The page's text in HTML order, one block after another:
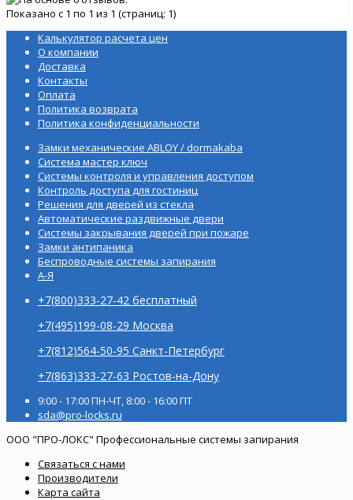
Показано с 1 по 1 из 1 (страниц: 1)
Калькулятор расчета цен
О компании
Доставка
Контакты
Оплата
Политика возврата
Политика конфиденциальности
Замки механические ABLOY / dormakaba
Система мастер ключ
Системы контроля и управления доступом
Контроль доступа для гостиниц
Решения для дверей из стекла
Автоматические раздвижные двери
Системы закрывания дверей при пожаре
Замки антипаника
Беспроводные системы запирания
А-Я
+7(800)333-27-42 бесплатный
+7(495)199-08-29 Москва
+7(812)564-50-95 Санкт-Петербург
+7(863)333-27-63 Ростов-на-Дону
9:00 - 17:00 ПН-ЧТ, 8:00 - 16:00 ПТ
sda@pro-locks.ru
ООО "ПРО-ЛОКС" Профессиональные системы запирания
Связаться с нами
Производители
Карта сайта